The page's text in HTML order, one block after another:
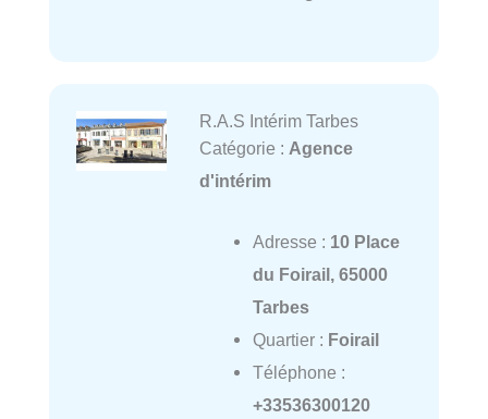
R.A.S Intérim Tarbes
Catégorie : Agence
d'intérim
Adresse : 10 Place
du Foirail, 65000
Tarbes
Quartier : Foirail
Téléphone :
+33536300120